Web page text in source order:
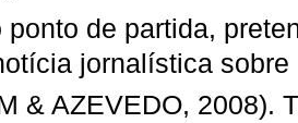
ponto de partida,
jornalística sobre
& AZEVEDO, 2008).